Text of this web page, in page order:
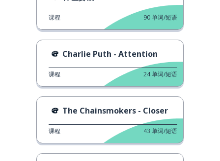
课程 90单词/短语
Charlie Puth - Attention
课程 24单词/短语
The Chainsmokers - Closer
课程 43 单词/短语